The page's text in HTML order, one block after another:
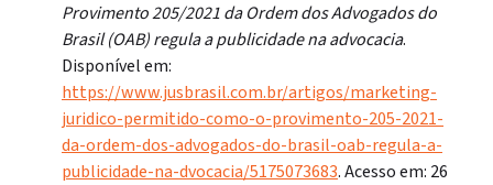
Provimento 205/2021 da Ordem dos Advogados do
Brasil (OAB) regula a publicidade na advocacia.
Disponível em:
https://www.jusbrasil.com.br/artigos/marketing-
juridico-permitido-como-o-provimento-205-2021-
da-ordem-dos-advogados-do-brasil-oab-regula-a-
publicidade-na-dvocacia/5175073683. Acesso em: 26